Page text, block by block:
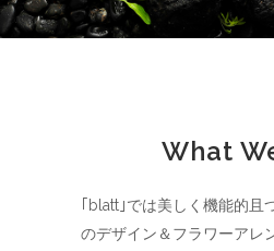
What
｢blatt｣では美しく機能的且
のデザイン＆フラワーアレ